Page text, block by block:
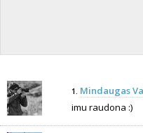
1. Mindaugas
imu raudona :)